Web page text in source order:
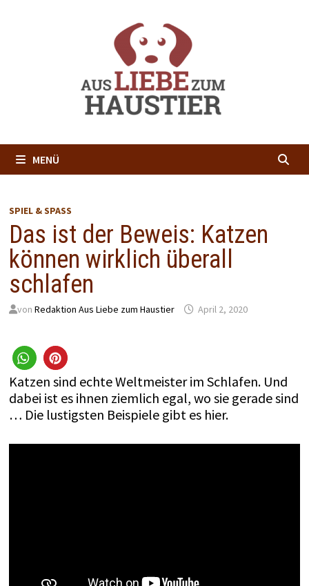
MENÜ
SPIEL & SPASS
Das ist der Beweis: Katzen
können wirklich überall
schlafen
von Redaktion Aus Liebe zum Haustier April 2, 2020
Katzen sind echte Weltmeister im Schlafen. Und
dabei ist es ihnen ziemlich egal, wo sie gerade sind
… Die lustigsten Beispiele gibt es hier.